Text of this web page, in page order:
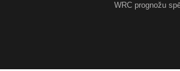
WRC prognožu